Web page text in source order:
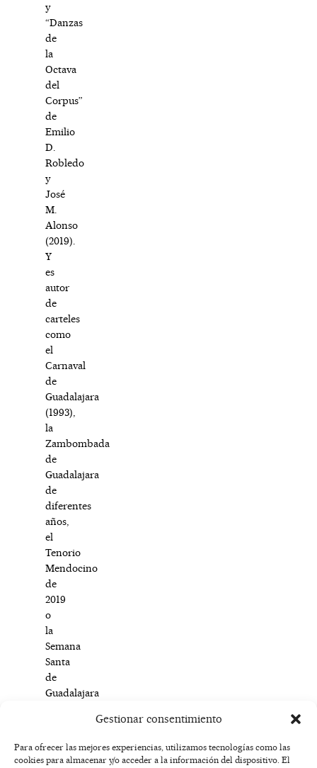
Gestionar consentimiento
Para ofrecer las mejores experiencias, utilizamos tecnologías como las
cookies para almacenar y/o acceder a la información del dispositivo. El
y
“Danzas
de
la
Octava
del
Corpus”
de
Emilio
D.
Robledo
y
José
M.
Alonso
(2019).
Y
es
autor
de
carteles
como
el
Carnaval
de
Guadalajara
(1993),
la
Zambombada
de
Guadalajara
de
diferentes
años,
el
Tenorio
Mendocino
de
2019
o
la
Semana
Santa
de
Guadalajara